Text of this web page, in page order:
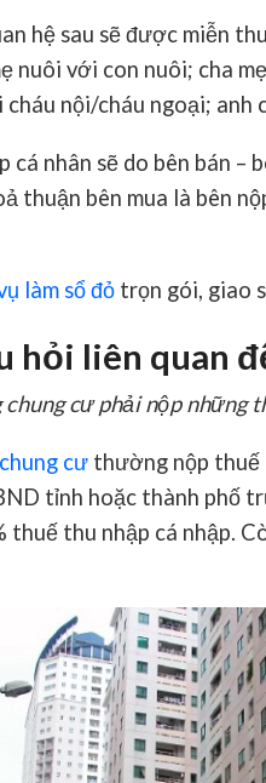
hệ sau sẽ được miễn
nuôi với con nuôi; cha
nội/cháu ngoại; anh
cá nhân sẽ do bên bán
thuận bên mua là bên
làm sổ đỏ trọn gói, giao
hỏi liên quan
cư phải nộp những
chung cư thường nộp thuế
tỉnh hoặc thành phố
thu nhập cá nhập.